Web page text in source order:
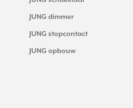
JUNG dimmer
JUNG stopcontact
JUNG opbouw